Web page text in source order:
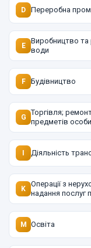
D Переробна
E
Виробництво та
води
F Будівництво
G
Торгівля;
предметів
I Діяльність
K
Операції з
надання послуг
M Освіта